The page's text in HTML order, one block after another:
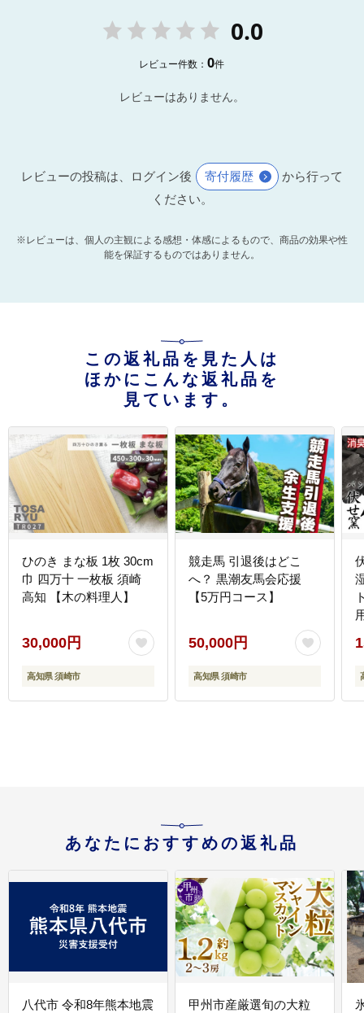
0.0
レビュー件数：0件
レビューはありません。
レビューの投稿は、ログイン後 寄付履歴
から行って
ください。
※レビューは、個人の主観による感想・体感によるもので、商品の効果や性
能を保証するものではありません。
この返礼品を見た人は
ほかにこんな返礼品を
見ています。
ひのき まな板 1枚 30cm
巾 四万十 一枚板 須崎
高知 【木の料理人】
30,000円
高知県 須崎市
競走馬 引退後はどこ
へ？ 黒潮友馬会応援
【5万円コース】
50,000円
高知県 須崎市
あなたにおすすめの返礼品
八代市 令和8年熊本地震
甲州市産厳選旬の大粒